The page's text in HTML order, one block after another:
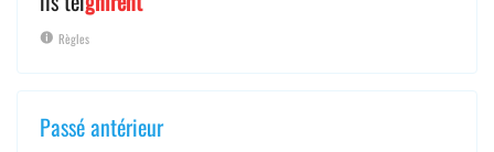
Règles
Passé antérieur